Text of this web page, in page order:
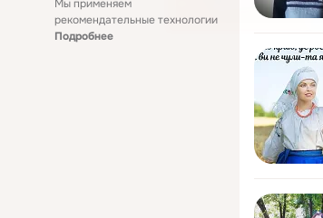
Мы применяем
рекомендательные технологии
Подробнее